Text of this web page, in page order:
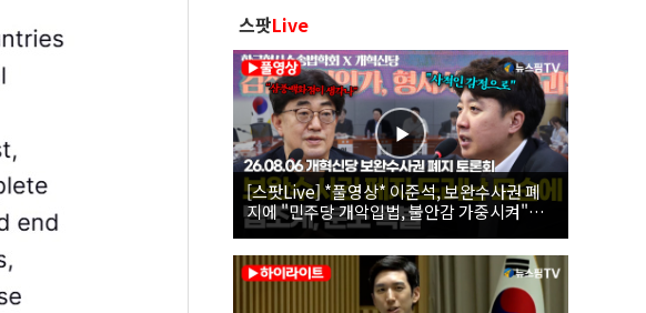
스팟Live
[스팟Live] *풀영상* 이준석, 보완수사권 폐
지에 "민주당 개악입법, 불안감 가중시켜"｜
26.08.06 개혁신당 보완수사권 폐지 토론회